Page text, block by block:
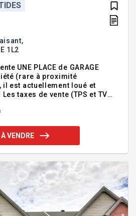
1L2
UNE PLACE de GARAGE
(rare à proximité
il est actuellement loué et
* LE VENDEUR EST MOTIVÉ!
# 1, (près de la
mois; - La Valeur Imposable''
VENDRE